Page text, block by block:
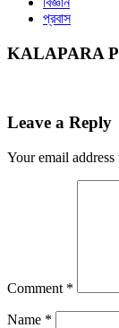
প্রবাস
KALAPARA
Leave a Reply
Your email
Comment *
Name *